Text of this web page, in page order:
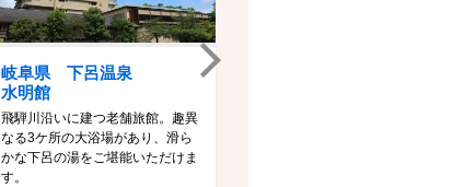
岐阜県 下呂温泉
水明館
飛騨川沿いに建つ老舗旅館。趣異
なる3ケ所の大浴場があり、滑ら
かな下呂の湯をご堪能いただけま
す。